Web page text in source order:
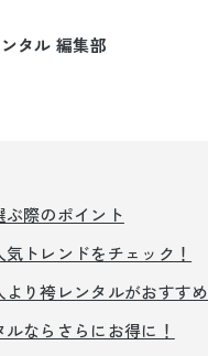
タル 編集部
ぶ際のポイント
トレンドをチェック！
より袴レンタルがおすすめ
ならさらにお得に！